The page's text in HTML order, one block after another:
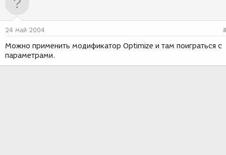
24 май 2004
Можно применить модификатор Optimize и там поиграться с
параметрами.